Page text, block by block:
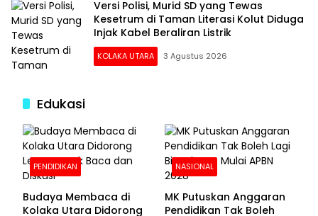
Versi Polisi, Murid SD yang Tewas
Kesetrum di Taman Literasi Kolut Diduga
Injak Kabel Beraliran Listrik
KOLAKA UTARA 3 Agustus 2026
Edukasi
PENDIDIKAN
Budaya Membaca di
Kolaka Utara Didorong
NASIONAL
MK Putuskan Anggaran
Pendidikan Tak Boleh